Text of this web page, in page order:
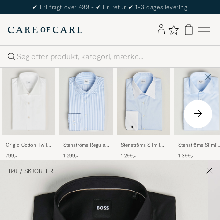
✔ Fri fragt over 499;- ✔ Fri retur ✔ 1–3 dages levering
Søg
Grigio Cotton Twill
799,-
Stenströms Regular
Shirt Blue/White
1 299,-
Stenströms Slimline
Whinchester Shirt
1 299,-
Stenströms
White/Blue
1 399,-
TØJ / SKJORTER